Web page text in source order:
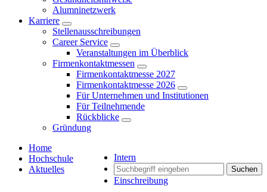
Alumninetzwerk
Karriere
Stellenausschreibungen
Career Service
Veranstaltungen im Überblick
Firmenkontaktmessen
Firmenkontaktmesse 2027
Firmenkontaktmesse 2026
Für Unternehmen und Institutionen
Für Teilnehmende
Rückblicke
Gründung
Intern
Suchen
Einschreibung
Home
Hochschule
Aktuelles